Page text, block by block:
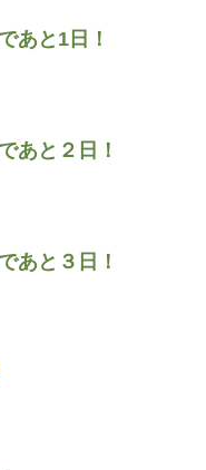
あと1日！
あと２日！
あと３日！